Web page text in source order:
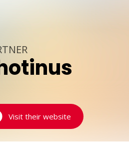
Visit their website